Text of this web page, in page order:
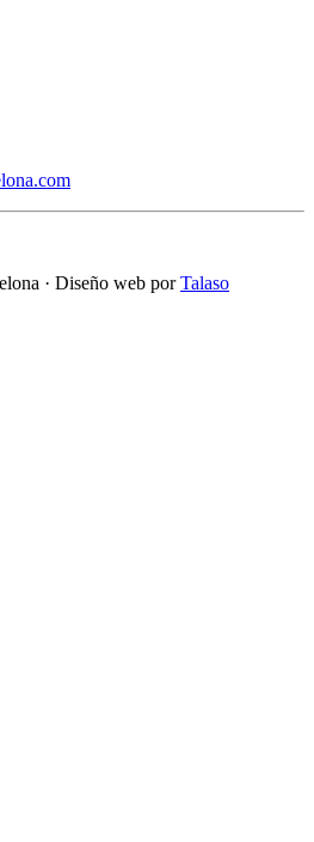
· Diseño web porTalaso